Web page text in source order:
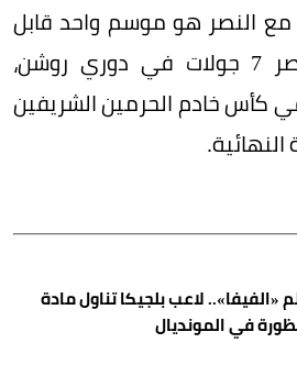
مع النصر هو موسم واحد قابل
للتجديد، وتبقى للنصر 7 جولات في دوري روشن،
كأس خادم الحرمين الشريفين
«الفيفا».. لاعب بلجيكا تناول مادة
في المونديال